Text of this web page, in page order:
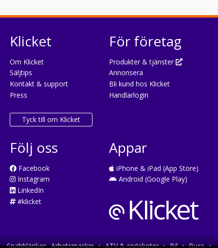
Klicket
Om Klicket
Säljtips
Kontakt & support
Press
Tyck till om Klicket
För företag
Produkter & tjänster
Annonsera
Bli kund hos Klicket
Handlarlogin
Följ oss
Facebook
Instagram
LinkedIn
#klicket
Appar
iPhone & iPad (App Store)
Android (Google Play)
Snabblänkar: Arbetsmaskin • ATV & snöskoter • Bil • Buss •